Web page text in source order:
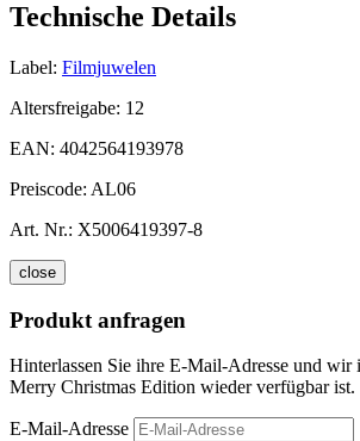
Technische Details
Label: Filmjuwelen
Altersfreigabe: 12
EAN: 4042564193978
Preiscode: AL06
Art. Nr.: X5006419397-8
close
Produkt anfragen
Hinterlassen Sie ihre E-Mail-Adresse und wir
Merry Christmas Edition wieder verfügbar ist.
E-Mail-Adresse